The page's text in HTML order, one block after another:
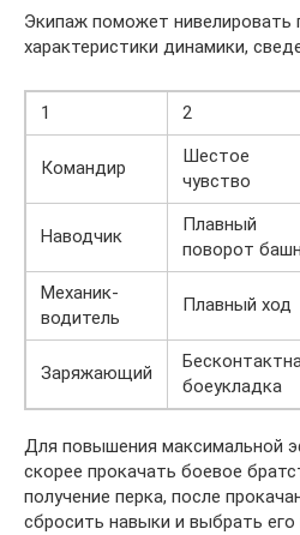
Экипаж поможет нивелировать
характеристики динамики,
1 2
Командир
Шестое
чувство
Наводчик
Плавный
поворот
Механик-
водитель
Плавный ход
Заряжающий
боеукладка
Для повышения максимальной
скорее прокачать боевое
получение перка, после
сбросить навыки и выбрать